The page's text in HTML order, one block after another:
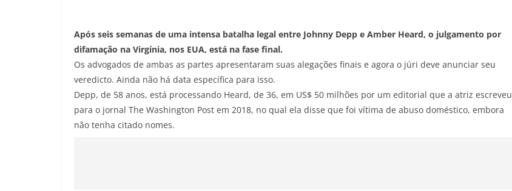
Após seis semanas de uma intensa batalha legal entre Johnny Depp e Amber Heard, o julgamento por
difamação na Virgínia, nos EUA, está na fase final.
Os advogados de ambas as partes apresentaram suas alegações finais e agora o júri deve anunciar seu
veredicto. Ainda não há data específica para isso.
Depp, de 58 anos, está processando Heard, de 36, em US$ 50 milhões por um editorial que a atriz escreveu
para o jornal The Washington Post em 2018, no qual ela disse que foi vítima de abuso doméstico, embora
não tenha citado nomes.